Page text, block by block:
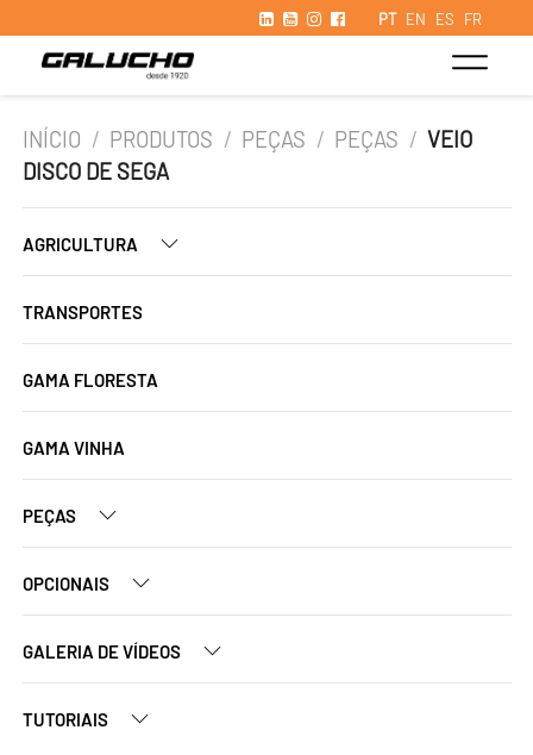
PT EN ES FR
INÍCIO / PRODUTOS / PEÇAS / PEÇAS / VEIO
DISCO DE SEGA
AGRICULTURA
TRANSPORTES
GAMA FLORESTA
GAMA VINHA
PEÇAS
OPCIONAIS
GALERIA DE VÍDEOS
TUTORIAIS